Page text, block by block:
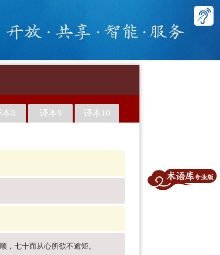
本8 译本9 译本10
，七十而从心所欲不逾矩。